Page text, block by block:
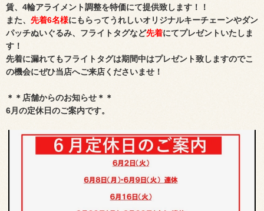
賃、4輪アライメント調整を特価にて提供致します！！
また、 先着6名様にもらってうれしいオリジナルキーチェーンやダン
パッチぬいぐるみ、フライトタグなど先着にてプレゼントいたしま
す！
先着に漏れてもフライトタグは期間中はプレゼント致しますのでこ
の機会にぜひ当店へご来店くださいませ！
＊＊店舗からのお知らせ＊＊
6月の定休日のご案内です。